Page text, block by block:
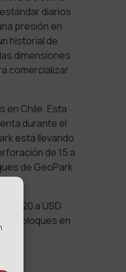
diarios
presión en
historial de
dimensiones
comercializar
en Chile. Esta
durante el
está llevando
de 15 a
de GeoPark
220 a USD
sus bloques en